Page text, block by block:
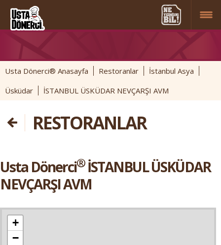
Usta Dönerci® Anasayfa Restoranlar
İstanbul Asya
Üsküdar
İSTANBUL ÜSKÜDAR NEVÇARŞI AVM
RESTORANLAR
Usta Dönerci®İSTANBUL ÜSKÜDAR
NEVÇARŞI AVM
+
−